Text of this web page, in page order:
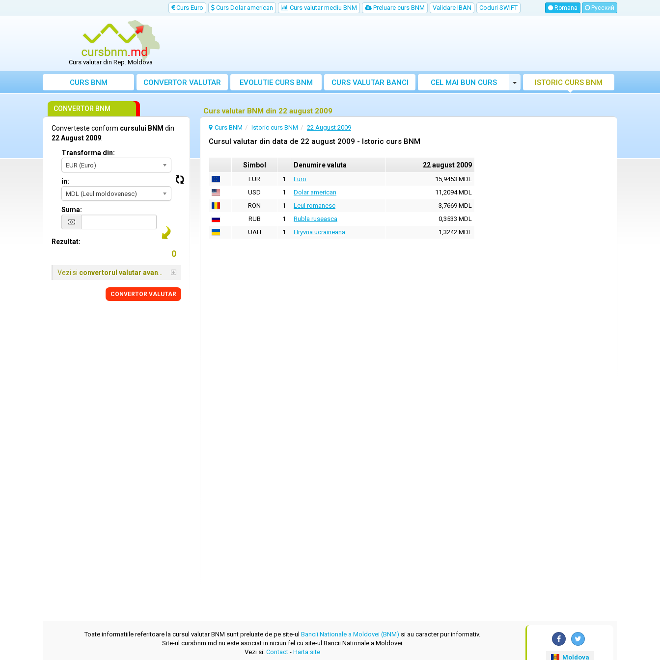
Curs Euro Curs Dolar american Curs valutar mediu BNM Preluare curs BNM Validare IBAN Coduri SWIFT Romana Русский
Curs valutar din Rep. Moldova
CURS BNM CONVERTOR VALUTAR EVOLUTIE CURS BNM CURS VALUTAR BANCI
CEL MAI BUN CURS
VALUTAR MOLDOVA
Toggle Dropdown
ISTORIC CURS BNM
Curs valutar BNM din 22 august 2009
Curs BNM Istoric curs BNM 22 August 2009
Cursul valutar din data de 22 august 2009 - Istoric curs BNM
Simbol Denumire valuta 22 august 2009
EUR 1 Euro
15,9453 MDL
USD
1 Dolar american
11,2094 MDL
RON
1 Leul romanesc
3,7669 MDL
RUB
1 Rubla ruseasca
0,3533 MDL
UAH
1 Hryvna ucraineana 1,3242 MDL
CONVERTOR BNM
Converteste conform cursului BNM din
22 August 2009:
Transforma din:
EUR (Euro)
in:
MDL (Leul moldovenesc)
Suma:
Rezultat:
Vezi si convertorul valutar avansat
CONVERTOR VALUTAR
Toate informatiile referitoare la cursul valutar BNM sunt preluate de pe site-ul Bancii Nationale a Moldovei (BNM) si au caracter pur informativ.
Site-ul cursbnm.md nu este asociat in niciun fel cu site-ul Bancii Nationale a Moldovei
Vezi si: Contact- Harta site
Moldova